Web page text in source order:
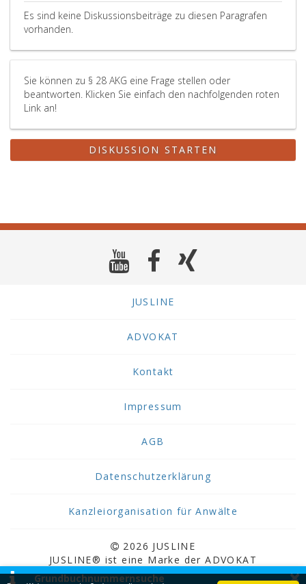
Es sind keine Diskussionsbeiträge zu diesen Paragrafen
vorhanden.
Sie können zu § 28 AKG eine Frage stellen oder
beantworten. Klicken Sie einfach den nachfolgenden roten
Link an!
DISKUSSION STARTEN
JUSLINE
ADVOKAT
Kontakt
Impressum
AGB
Datenschutzerklärung
Kanzleiorganisation für Anwälte
2026 JUSLINE
JUSLINE® ist eine Marke der ADVOKAT
Unternehmensberatung Greiter & Greiter GmbH.
×
Grundbuchnummernsuche